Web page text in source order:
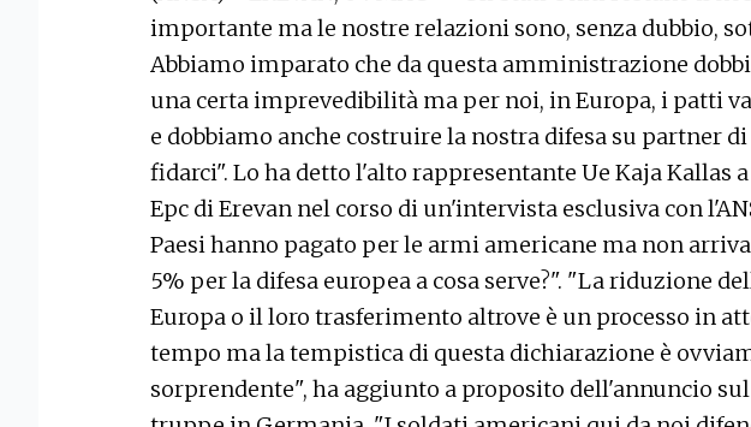
importante ma le nostre relazioni sono, senza dubbio,
Abbiamo imparato che da questa amministrazione
una certa imprevedibilità ma per noi, in Europa, i patti
e dobbiamo anche costruire la nostra difesa su partner
fidarci". Lo ha detto l'alto rappresentante Ue Kaja Kallas
Epc di Erevan nel corso di un'intervista esclusiva con
Paesi hanno pagato per le armi americane ma non
5% per la difesa europea a cosa serve?". "La riduzione
Europa o il loro trasferimento altrove è un processo in
tempo ma la tempistica di questa dichiarazione è
sorprendente", ha aggiunto a proposito dell'annuncio